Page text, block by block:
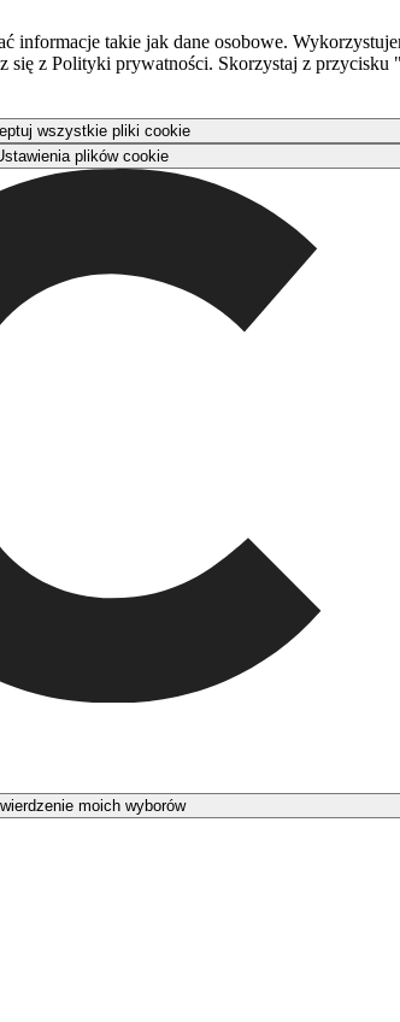
takie jak dane osobowe.
z Polityki prywatności. Skorzystaj z
wszystkie pliki cookie
plików cookie
moich wyborów